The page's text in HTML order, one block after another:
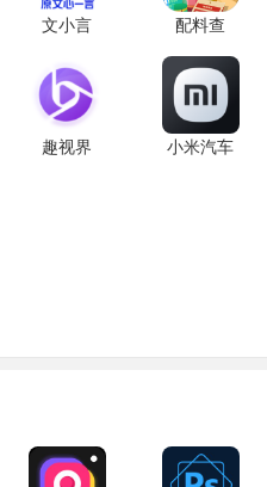
文小言
安卓版
配料查
3.0.1 官方
版
趣视界
小米汽车